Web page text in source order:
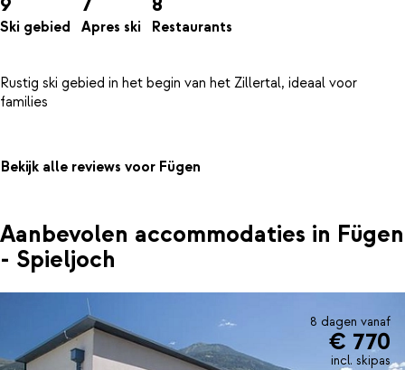
Ski gebied Apres ski Restaurants
Rustig ski gebied in het begin van het Zillertal, ideaal voor
Bekijk alle reviews voor Fügen
Aanbevolen accommodaties in Fügen
- Spieljoch
8 dagen vanaf
€ 770
incl. skipas